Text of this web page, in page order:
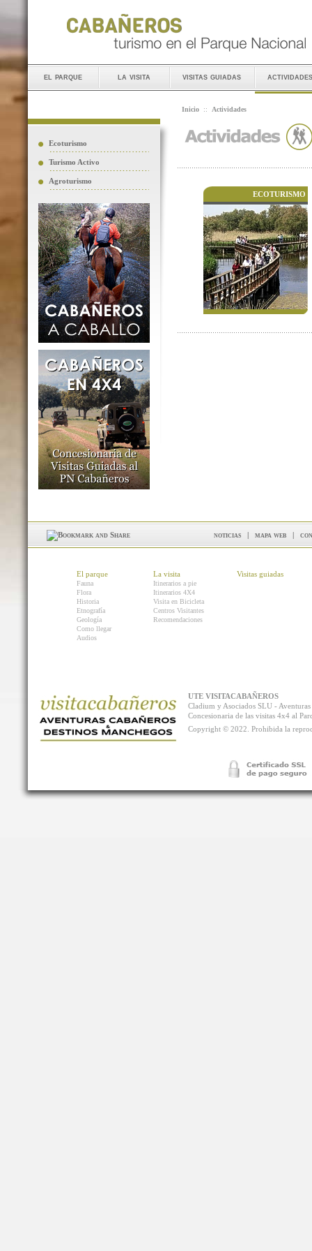
el parque la visita visitas guiadas actividades
Ecoturismo
Turismo Activo
Agroturismo
Inicio :: Actividades
ECOTURISMO
noticias | mapa web |
El parque
Fauna
Flora
Historia
Etnografía
Geología
Como llegar
Audios
La visita
Itinerarios a pie
Itinerarios 4X4
Visita en Bicicleta
Centros Visitantes
Recomendaciones
Visitas guiadas
UTE VISITACABAÑEROS
Cladium y Asociados SLU -
Concesionaria de las visitas 4x4 al
Copyright © 2022. Prohibida la